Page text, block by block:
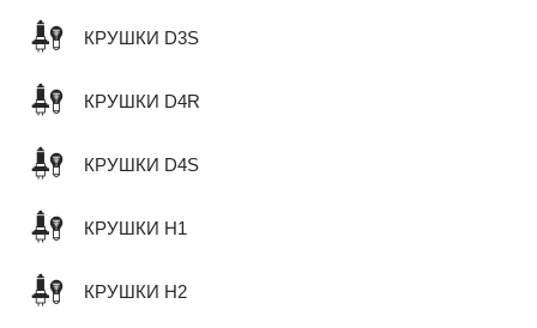
КРУШКИ D3S
КРУШКИ D4R
КРУШКИ D4S
КРУШКИ H1
КРУШКИ H2